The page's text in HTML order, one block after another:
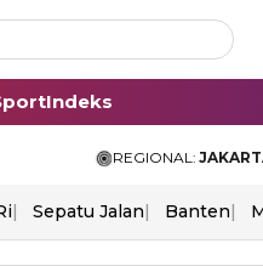
Indeks
REGIONAL:
Sepatu Jalan Banten